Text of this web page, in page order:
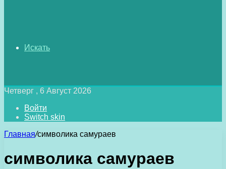
Искать
Четверг , 6 Август 2026
Войти
Switch skin
Главная/символика самураев
символика самураев